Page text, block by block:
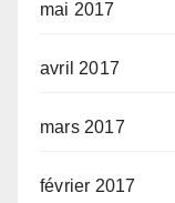
mai 2017
avril 2017
mars 2017
février 2017